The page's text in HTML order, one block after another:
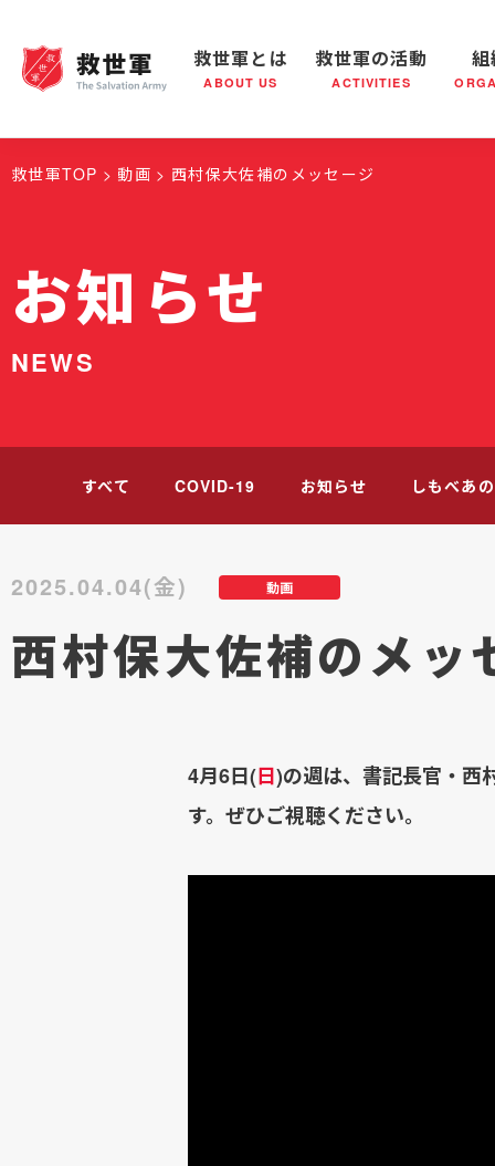
救世軍とは
ABOUT US
救世軍とは 世界が抱えている社会問題 救世軍
救世軍の活動
ACTIVITIES
救世軍の活動 社会鍋
組織概要
救世軍TOP 動画 西村保大佐補のメッセージ
お知らせ
NEWS
すべて COVID-19 お知らせ しもべあ
動画
2025.04.04(金)
西村保大佐補のメッ
4月6日(日)の週は、書記長官・西
す。ぜひご視聴ください。